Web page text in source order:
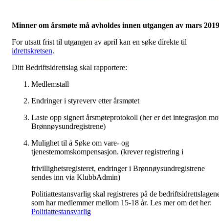
Minner om årsmøte må avholdes innen utgangen av mars 2019
For utsatt frist til utgangen av april kan en søke direkte til
idrettskretsen.
Ditt Bedriftsidrettslag skal rapportere:
Medlemstall
Endringer i styreverv etter årsmøtet
Laste opp signert årsmøteprotokoll (her er det integrasjon
Brønnøysundregistrene)
Mulighet til å Søke om vare- og
tjenestemomskompensasjon. (krever registrering i
frivillighetsregisteret, endringer i Brønnøysundregistrene
sendes inn via KlubbAdmin)
Politiattestansvarlig skal registreres på de
som har medlemmer mellom 15-18 år. Les mer om det her:
Politiattestansvarlig